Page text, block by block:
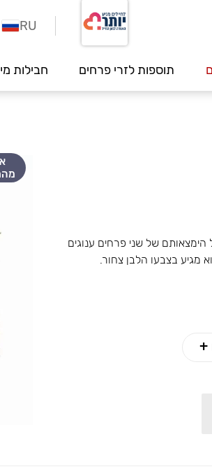
RU
תוספות לזרי פרחים חבילות
הימצאותם של שני פרחים ענוגים
מגיע בצבעו הלבן צחור.
+